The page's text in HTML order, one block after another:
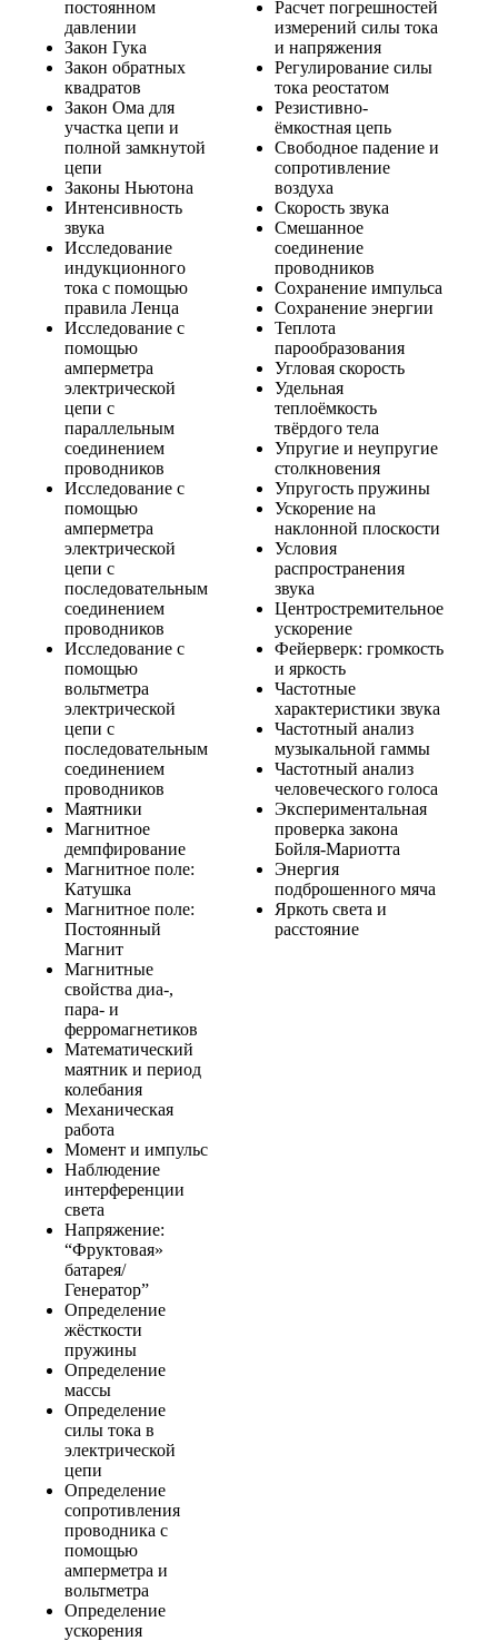
постоянном
давлении
Закон Гука
Закон обратных
квадратов
Закон Ома для
участка цепи и
полной замкнутой
цепи
Законы Ньютона
Интенсивность
звука
Исследование
индукционного
тока с помощью
правила Ленца
Исследование с
помощью
амперметра
электрической
цепи с
параллельным
соединением
проводников
Исследование с
помощью
амперметра
электрической
цепи с
последовательным
соединением
проводников
Исследование с
помощью
вольтметра
электрической
цепи с
последовательным
соединением
проводников
Маятники
Магнитное
демпфирование
Магнитное поле:
Катушка
Магнитное поле:
Постоянный
Магнит
Магнитные
свойства диа-,
пара- и
ферромагнетиков
Математический
маятник и период
колебания
Механическая
работа
Момент и импульс
Наблюдение
интерференции
света
Напряжение:
“Фруктовая»
батарея/
Генератор”
Определение
жёсткости
пружины
Определение
массы
Определение
силы тока в
электрической
цепи
Определение
сопротивления
проводника с
помощью
амперметра и
вольтметра
Определение
ускорения
Расчет погрешностей
измерений силы тока
и напряжения
Регулирование силы
тока реостатом
Резистивно-
ёмкостная цепь
Свободное падение и
сопротивление
воздуха
Скорость звука
Смешанное
соединение
проводников
Сохранение импульса
Сохранение энергии
Теплота
парообразования
Угловая скорость
Удельная
теплоёмкость
твёрдого тела
Упругие и неупругие
столкновения
Упругость пружины
Ускорение на
наклонной плоскости
Условия
распространения
звука
Центростремительное
ускорение
Фейерверк: громкость
и яркость
Частотные
характеристики звука
Частотный анализ
музыкальной гаммы
Частотный анализ
человеческого голоса
Экспериментальная
проверка закона
Бойля-Мариотта
Энергия
подброшенного мяча
Яркоть света и
расстояние